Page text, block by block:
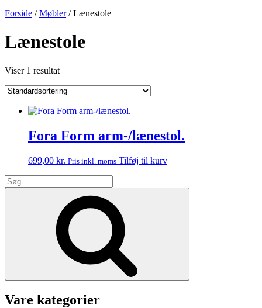
Forside /Møbler/ Lænestole
Lænestole
Viser 1 resultat
Fora Form arm-/lænestol.
699,00 kr. Pris inkl. moms Tilføj til kurv
Søg
efter:
Vare kategorier